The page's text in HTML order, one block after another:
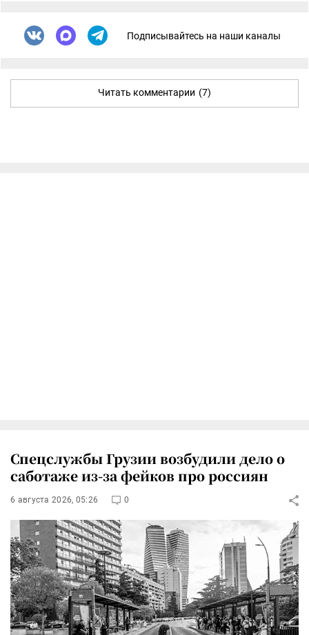
Подписывайтесь на наши каналы
Читать комментарии (7)
Спецслужбы Грузии возбудили дело о
саботаже из-за фейков про россиян
6 августа 2026, 05:26 0